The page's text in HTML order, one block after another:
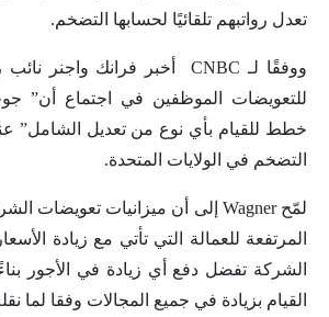
تعدل رواتبهم تلقائيًا لحسابها التضخم.
ووفقًا لـCNBC
أخبر فرانك واجنر
للتعويضات الموظفين في اجتماع أن”
خطط للقيام بأي نوع من تعديل الشامل”
التضخم في الولايات المتحدة.
لمّحWagner إلى أن ميزانيات تعويضات
المرتفعة للعمالة التي تأتي مع زيادة
الشركة تفضل دفع أي زيادة في الأجور
القيام بزيادة في جميع المجالات وفقا لما